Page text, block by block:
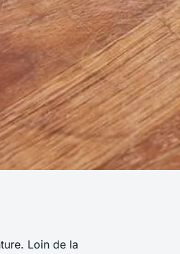
Loin de la